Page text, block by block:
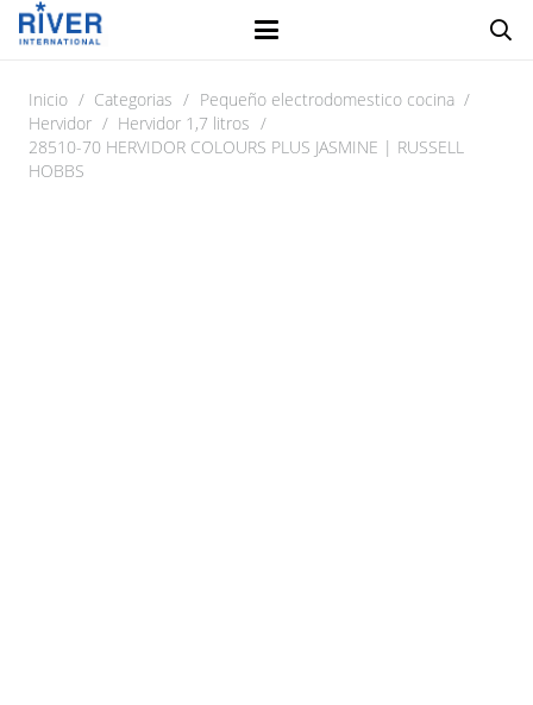
Inicio / Categorias / Pequeño electrodomestico cocina /
Hervidor / Hervidor 1,7 litros /
28510-70 HERVIDOR COLOURS PLUS JASMINE | RUSSELL
HOBBS